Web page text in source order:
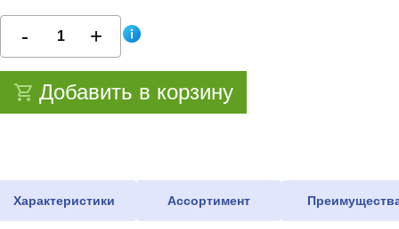
Добавить в корзину
Характеристики Ассортимент